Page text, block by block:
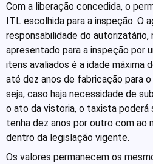
Com a liberação concedida, o
ITL escolhida para a inspeção. O
responsabilidade do
apresentado para a inspeção por
itens avaliados é a idade máxima
até dez anos de fabricação para
seja, caso haja necessidade de
o ato da vistoria, o taxista
tenha dez anos por outro com ao
dentro da legislação vigente.
Os valores permanecem os